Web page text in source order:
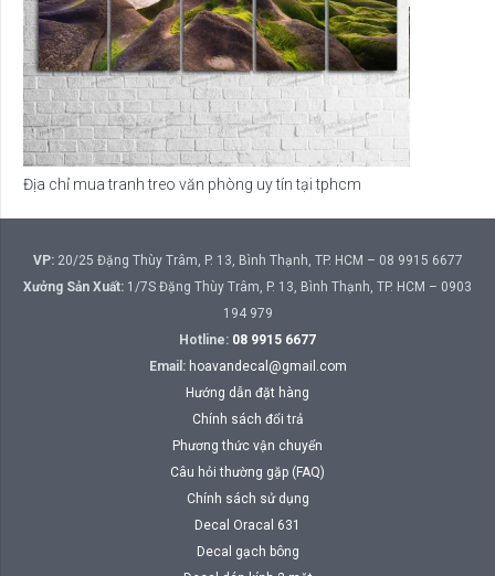
Địa chỉ mua tranh treo văn phòng uy tín tại tphcm
VP:20/25 Đặng Thùy Trâm, P. 13, Bình Thạnh, TP. HCM – 08 9915 6677
Xưởng Sản Xuất: 1/7S Đặng Thùy Trâm, P. 13, Bình Thạnh, TP. HCM – 0903
194 979
Hotline: 08 9915 6677
Email: hoavandecal@gmail.com
Hướng dẫn đặt hàng
Chính sách đổi trả
Phương thức vận chuyển
Câu hỏi thường gặp (FAQ)
Chính sách sử dụng
Decal Oracal 631
Decal gạch bông